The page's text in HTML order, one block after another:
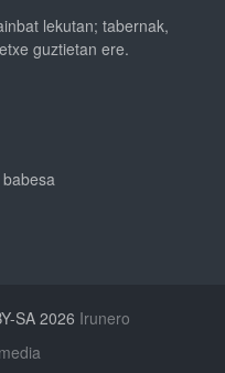
lekutan; tabernak,
guztietan ere.
SA 2026 Irunero